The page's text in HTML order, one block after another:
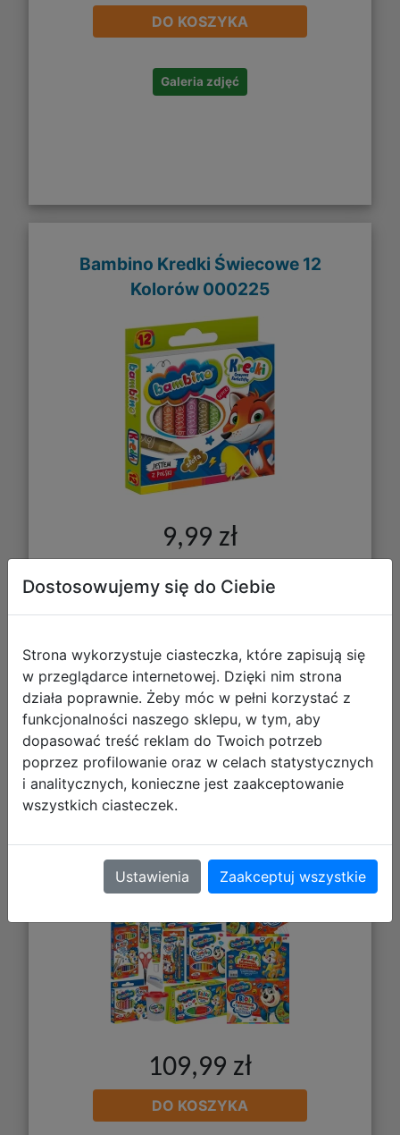
DO KOSZYKA
Galeria zdjęć
Bambino Kredki Świecowe 12
Kolorów 000225
9,99 zł
DO KOSZYKA
Bambino Wyprawka Szkolna 660429
109,99 zł
DO KOSZYKA
Dostosowujemy się do Ciebie
Strona wykorzystuje ciasteczka, które zapisują się
w przeglądarce internetowej. Dzięki nim strona
działa poprawnie. Żeby móc w pełni korzystać z
funkcjonalności naszego sklepu, w tym, aby
dopasować treść reklam do Twoich potrzeb
poprzez profilowanie oraz w celach statystycznych
i analitycznych, konieczne jest zaakceptowanie
wszystkich ciasteczek.
Ustawienia Zaakceptuj wszystkie